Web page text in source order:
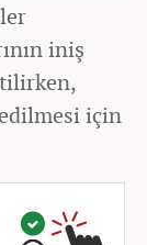
iniş
için